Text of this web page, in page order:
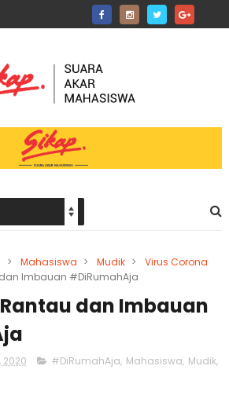
> Mahasiswa > Mudik >
Virus Corona
Imbauan #DiRumahAja
dan Imbauan
2020 #DiRumahAja, Mahasiswa, Mudik,